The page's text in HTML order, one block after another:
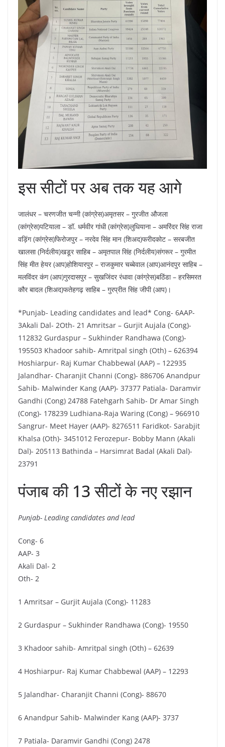
इस सीटों पर अब तक यह आगे
जालंधर – चरणजीत चन्नी (कांग्रेस)अमृतसर – गुरजीत औजला
(कांग्रेस)पटियाला – डॉ. धर्मवीर गांधी (कांग्रेस)लुधियाना – अमरिंदर सिंह राजा
वड़िंग (कांग्रेस)फिरोजपुर – नरदेव सिंह मान (शिअद)फरीदकोट – सरबजीत
खालसा (निर्दलीय)खडूर साहिब – अमृतपाल सिंह (निर्दलीय)संगरूर – गुरमीत
सिंह मीत हेयर (आप)होशियारपुर – राजकुमार चब्बेवाल (आप)आनंदपुर साहिब –
मलविंदर कंग (आप)गुरदासपुर – सुखजिंदर रंधावा (कांग्रेस)बठिंडा – हरसिमरत
कौर बादल (शिअद)फतेहगढ़ साहिब – गुरप्रीत सिंह जीपी (आप)।
*Punjab- Leading candidates and lead* Cong- 6AAP-
3Akali Dal- 2Oth- 21 Amritsar – Gurjit Aujala (Cong)-
112832 Gurdaspur – Sukhinder Randhawa (Cong)-
195503 Khadoor sahib- Amritpal singh (Oth) – 626394
Hoshiarpur- Raj Kumar Chabbewal (AAP) – 122935
Jalandhar- Charanjit Channi (Cong)- 886706 Anandpur
Sahib- Malwinder Kang (AAP)- 37377 Patiala- Daramvir
Gandhi (Cong) 24788 Fatehgarh Sahib- Dr Amar Singh
(Cong)- 178239 Ludhiana-Raja Waring (Cong) – 966910
Sangrur- Meet Hayer (AAP)- 8276511 Faridkot- Sarabjit
Khalsa (Oth)- 3451012 Ferozepur- Bobby Mann (Akali
Dal)- 205113 Bathinda – Harsimrat Badal (Akali Dal)-
23791
पंजाब की 13 सीटों के नए रझान
Punjab- Leading candidates and lead
Cong- 6
AAP- 3
Akali Dal- 2
Oth- 2
1 Amritsar – Gurjit Aujala (Cong)- 11283
2 Gurdaspur – Sukhinder Randhawa (Cong)- 19550
3 Khadoor sahib- Amritpal singh (Oth) – 62639
4 Hoshiarpur- Raj Kumar Chabbewal (AAP) – 12293
5 Jalandhar- Charanjit Channi (Cong)- 88670
6 Anandpur Sahib- Malwinder Kang (AAP)- 3737
7 Patiala- Daramvir Gandhi (Cong) 2478